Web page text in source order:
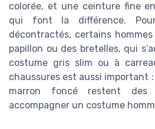
colorée, et une ceinture fine
qui font la différence.
décontractés, certains
papillon ou des bretelles, qui
costume gris slim ou à
chaussures est aussi important
marron foncé restent des
accompagner un costume